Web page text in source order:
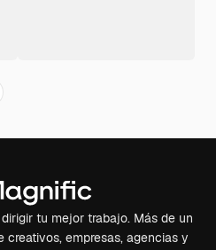
tu mejor trabajo. Más de un
creativos, empresas, agencias y